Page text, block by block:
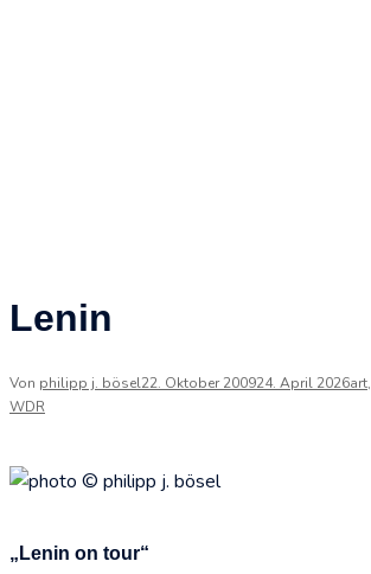
Lenin
Von philipp j. bösel22. Oktober 200924. April 2026art,
WDR
„Lenin on tour“